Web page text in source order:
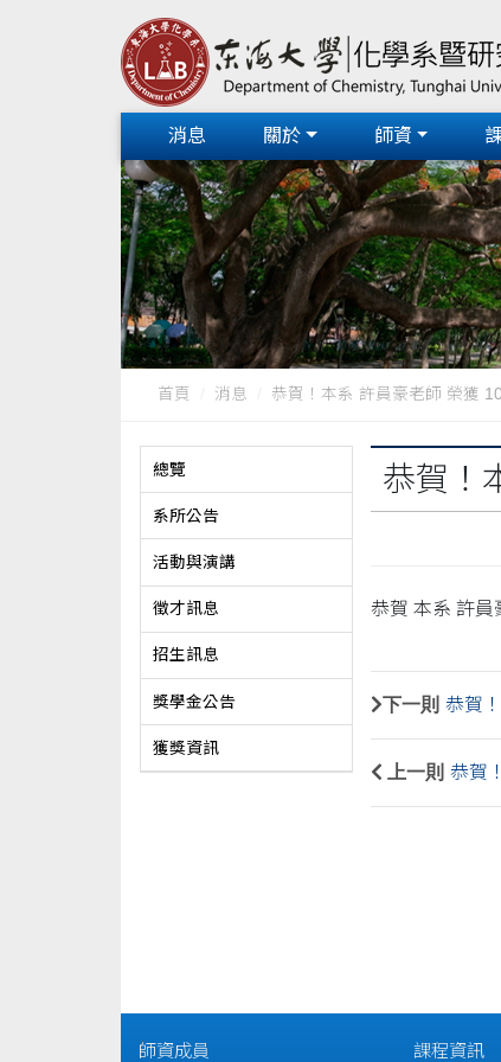
消息 關於 師資
首頁 消息 恭賀！本系 許員豪老師 榮獲
總覽
系所公告
活動與演講
徵才訊息
招生訊息
獎學金公告
獲獎資訊
恭賀！
恭賀 本系 許員
下一則 恭賀
上一則 恭賀
師資成員 課程資訊